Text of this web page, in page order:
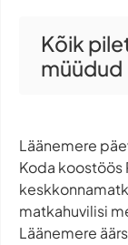
Kõik
müüdud
Läänemere
Koda koostöös
matkahuvilisi
Läänemere